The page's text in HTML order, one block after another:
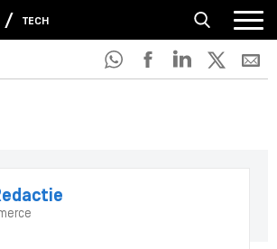
TECH
Commissie klaagt Apple aan voor beperkingen